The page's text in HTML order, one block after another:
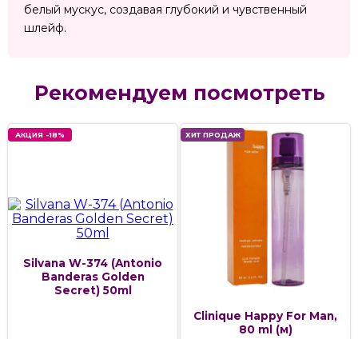
белый мускус, создавая глубокий и чувственный
шлейф.
Рекомендуем посмотреть
АКЦИЯ -18%
Silvana W-374 (Antonio
Banderas Golden
Secret) 50ml
ХИТ ПРОДАЖ
Clinique Happy For Man,
80 ml (м)